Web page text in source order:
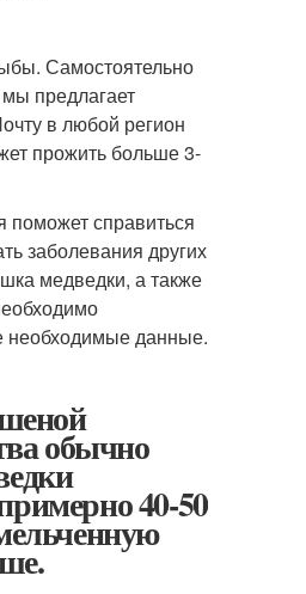
Самостоятельно
предлагает
в любой регион
прожить больше 3-
поможет справиться
заболевания других
медведки, а также
необходимые данные.
обычно
40-50